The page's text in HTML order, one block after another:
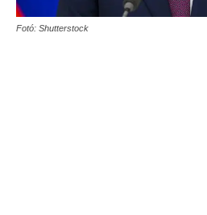
Fotó: Shutterstock